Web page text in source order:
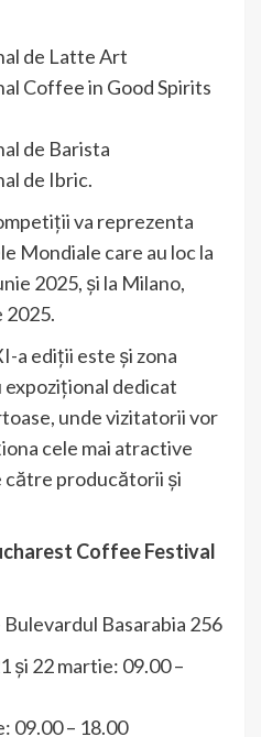
de Latte Art
Coffee in Good Spirits
de Barista
de Ibric.
va reprezenta
Mondiale care au loc la
2025, și la Milano,
2025.
a ediții este și zona
expozițional dedicat
unde vizitatorii vor
cele mai atractive
către producătorii și
Coffee Festival
Basarabia 256
și 22 martie: 09.00 –
09.00 – 18.00